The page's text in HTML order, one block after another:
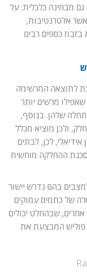
מבחינה כלכלית: על
אלטרנטיבות,
כספים רבים
לתוצאה המרשימה
מרשים יותר
שלהן. בנוסף,
ולכן מוציא מכלל
לכן, לבתים
ההחלקה מוחשית
בהם נדרש יישור
של כתמים עמוקים
שבהחלט יכולים
פוליש המבצעת את